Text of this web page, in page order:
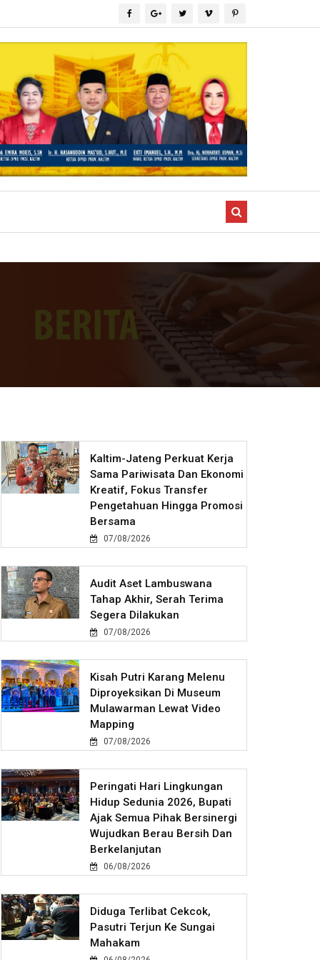
Kaltim-Jateng Perkuat Kerja
Sama Pariwisata Dan Ekonomi
Kreatif, Fokus Transfer
Pengetahuan Hingga Promosi
Bersama
07/08/2026
Audit Aset Lambuswana
Tahap Akhir, Serah Terima
Segera Dilakukan
07/08/2026
Kisah Putri Karang Melenu
Diproyeksikan Di Museum
Mulawarman Lewat Video
Mapping
07/08/2026
Peringati Hari Lingkungan
Hidup Sedunia 2026, Bupati
Ajak Semua Pihak Bersinergi
Wujudkan Berau Bersih Dan
Berkelanjutan
06/08/2026
Diduga Terlibat Cekcok,
Pasutri Terjun Ke Sungai
Mahakam